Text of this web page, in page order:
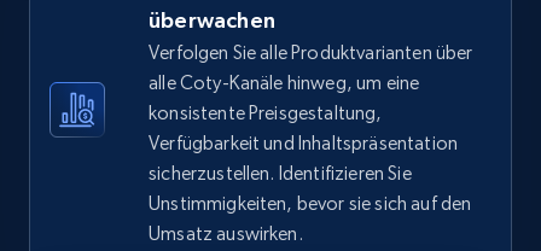
668+ Jetzt anfangen
TikTok Shop - Collect TikTok shop products
by keywords search
URL, Title, Available, Description, Currency, Initial
überwachen
Verfolgen Sie alle Produktvarianten über
alle Coty-Kanäle hinweg, um eine
konsistente Preisgestaltung,
Verfügbarkeit und Inhaltspräsentation
sicherzustellen. Identifizieren Sie
Unstimmigkeiten, bevor sie sich auf den
Umsatz auswirken.